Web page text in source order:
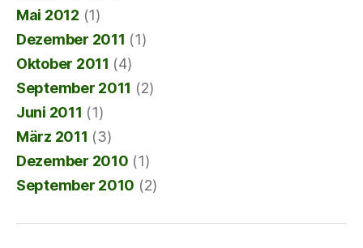
Mai 2012 (1)
Dezember 2011 (1)
Oktober 2011 (4)
September 2011 (2)
Juni 2011 (1)
März 2011 (3)
Dezember 2010 (1)
September 2010 (2)